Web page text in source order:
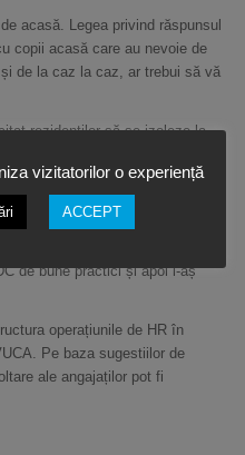
acasă. Legea privind răspunsul
copii acasă care au nevoie de
de la caz la caz, ar trebui să vă
rezidenților să se izoleze la
că a fost concediată atunci
Unele grupuri de afaceri fac
proces. Dacă sunteți membru
pandemia continuă. Dacă
singur, merită să purtați o
de bune practici și apoi i-aș
operațiunile de HR în
Pe baza sugestiilor de
ale angajaților pot fi
vizitatorilor o experiență
ACCEPT